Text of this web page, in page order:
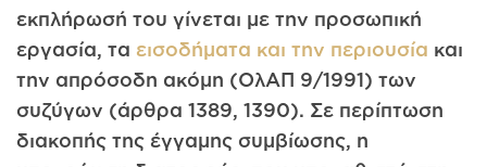
εκπλήρωσή του γίνεται με την προσωπική
εργασία, τα εισοδήματα και την περιουσία και
την απρόσοδη ακόμη (ΟλΑΠ 9/1991) των
συζύγων (άρθρα 1389, 1390). Σε περίπτωση
διακοπής της έγγαμης συμβίωσης, η